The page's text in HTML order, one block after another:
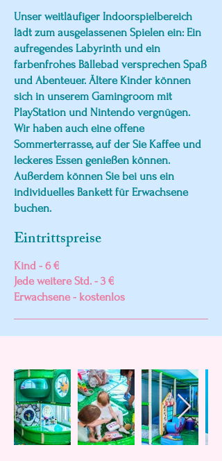
Unser weitläufiger Indoorspielbereich
lädt zum ausgelassenen Spielen ein: Ein
aufregendes Labyrinth und ein
farbenfrohes Bällebad versprechen Spaß
und Abenteuer. Ältere Kinder können
sich in unserem Gamingroom mit
PlayStation und Nintendo vergnügen.
Wir haben auch eine offene
Sommerterrasse, auf der Sie Kaffee und
leckeres Essen genießen können.
Außerdem können Sie bei uns ein
individuelles Bankett für Erwachsene
buchen.
Eintrittspreise
Kind - 6 €
Jede weitere Std. - 3 €
Erwachsene - kostenlos